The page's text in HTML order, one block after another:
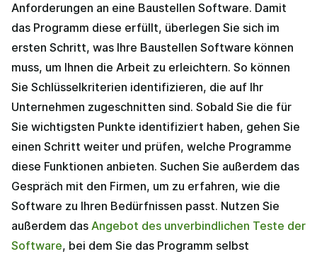
Anforderungen an eine Baustellen Software. Damit
das Programm diese erfüllt, überlegen Sie sich im
ersten Schritt, was Ihre Baustellen Software können
muss, um Ihnen die Arbeit zu erleichtern. So können
Sie Schlüsselkriterien identifizieren, die auf Ihr
Unternehmen zugeschnitten sind. Sobald Sie die für
Sie wichtigsten Punkte identifiziert haben, gehen Sie
einen Schritt weiter und prüfen, welche Programme
diese Funktionen anbieten. Suchen Sie außerdem das
Gespräch mit den Firmen, um zu erfahren, wie die
Software zu Ihren Bedürfnissen passt. Nutzen Sie
außerdem das Angebot des unverbindlichen Teste der
Software, bei dem Sie das Programm selbst